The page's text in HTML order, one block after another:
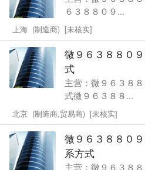
６３８８０９...
上海 (制造商) [未核实]
微９６３８８０
式
主营：微９６３８
式微９６３８８...
北京 (制造商,贸易商) [未核实]
微９６３８８０
系方式
主营：微９６３８